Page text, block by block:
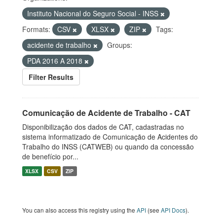
Instituto Nacional do Seguro Social - INSS
Formats:
CSV XLSX ZIP
Tags:
acidente de trabalho
Groups:
PDA 2016 A 2018
Filter Results
Comunicação de Acidente de Trabalho - CAT
Disponibilização dos dados de CAT, cadastradas no
sistema informatizado de Comunicação de Acidentes do
Trabalho do INSS (CATWEB) ou quando da concessão
de benefício por...
XLSX CSV ZIP
You can also access this registry using the API (see API Docs).